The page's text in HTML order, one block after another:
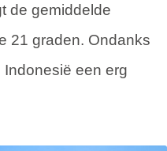
de gemiddelde
21 graden. Ondanks
een erg